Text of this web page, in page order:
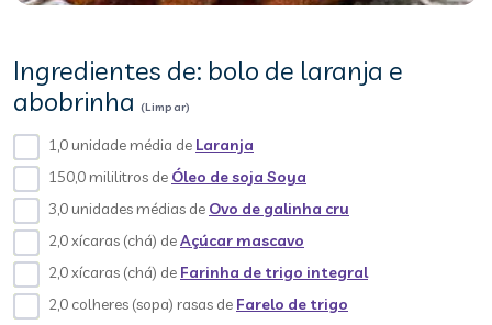
Ingredientes de: bolo de laranja e
abobrinha (Limpar)
1,0 unidade média de Laranja
150,0 mililitros de Óleo de soja Soya
3,0 unidades médias de Ovo de galinha cru
2,0 xícaras (chá) deAçúcar mascavo
2,0 xícaras (chá) de Farinha de trigo integral
2,0 colheres (sopa) rasas de Farelo de trigo